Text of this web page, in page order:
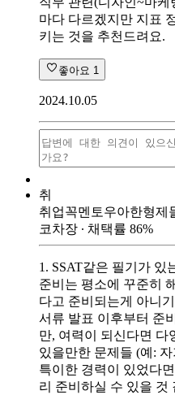
마다 다르겠지만 지표
키는 것을 추천드려요.
좋아요 1
2024.10.05
취
취업꼭멘토우아한형제
코차장 ∙ 채택률 86%
1. SSAT같은 필기가 있
준비는 평소에 꾸준히
다고 준비되는게 아니
서류 발표 이후부터 준
만, 여력이 되신다면 다
있을만한 문제들 (예:
특이한 경력이 있었다
리 준비하실 수 있을 것